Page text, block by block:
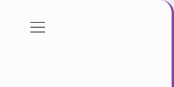
Gizlilik Politikası
menüyü